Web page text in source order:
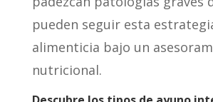
pueden seguir esta
alimenticia bajo un
nutricional.